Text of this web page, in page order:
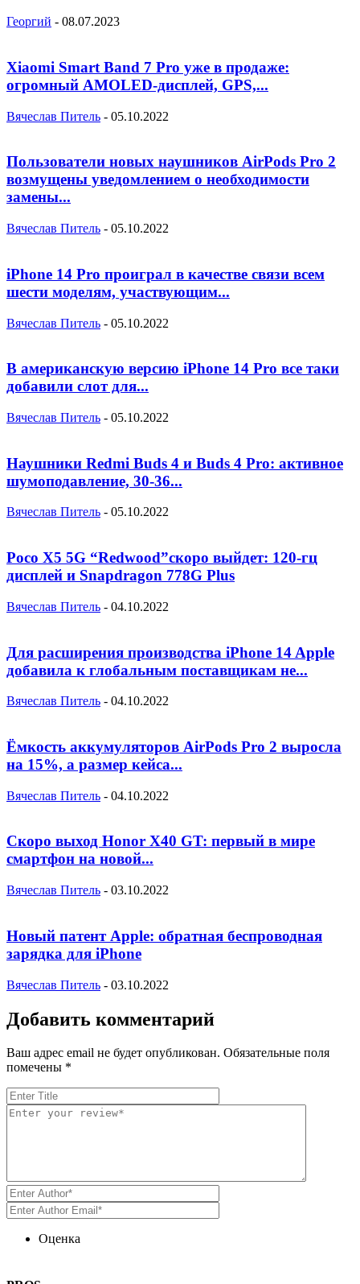
Георгий - 08.07.2023
Xiaomi Smart Band 7 Pro уже в продаже:
огромный AMOLED-дисплей, GPS,...
Вячеслав Питель - 05.10.2022
Пользователи новых наушников AirPods Pro 2
возмущены уведомлением о необходимости
замены...
Вячеслав Питель - 05.10.2022
iPhone 14 Pro проиграл в качестве связи всем
шести моделям, участвующим...
Вячеслав Питель - 05.10.2022
В американскую версию iPhone 14 Pro все таки
добавили слот для...
Вячеслав Питель - 05.10.2022
Наушники Redmi Buds 4 и Buds 4 Pro: активное
шумоподавление, 30-36...
Вячеслав Питель - 05.10.2022
Poco X5 5G “Redwood”скоро выйдет: 120-гц
дисплей и Snapdragon 778G Plus
Вячеслав Питель - 04.10.2022
Для расширения производства iPhone 14 Apple
добавила к глобальным поставщикам не...
Вячеслав Питель - 04.10.2022
Ёмкость аккумуляторов AirPods Pro 2 выросла
на 15%, а размер кейса...
Вячеслав Питель - 04.10.2022
Скоро выход Honor X40 GT: первый в мире
смартфон на новой...
Вячеслав Питель - 03.10.2022
Новый патент Apple: обратная беспроводная
зарядка для iPhone
Вячеслав Питель - 03.10.2022
Добавить комментарий
Ваш адрес email не будет опубликован. Обязательные поля
помечены *
Оценка